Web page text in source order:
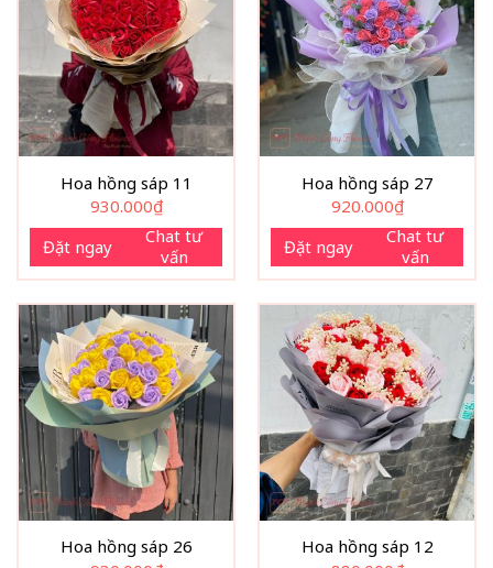
Hoa hồng sáp 11
930.000₫
Đặt ngay
Chat tư
vấn
Hoa hồng sáp 27
920.000₫
Đặt ngay
Chat tư
vấn
Hoa hồng sáp 26
Hoa hồng sáp 12